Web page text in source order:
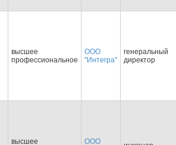
высшее
профессиональное
ООО
"Интегра"
генеральный
директор
высшее
ООО